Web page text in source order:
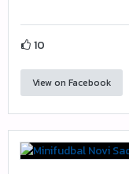
10
View on Facebook